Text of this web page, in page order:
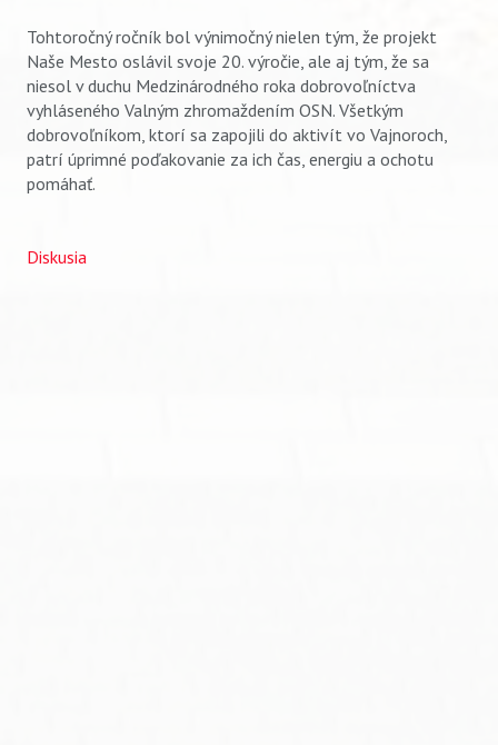
Tohtoročný ročník bol výnimočný nielen tým, že projekt
Naše Mesto oslávil svoje 20. výročie, ale aj tým, že sa
niesol v duchu Medzinárodného roka dobrovoľníctva
vyhláseného Valným zhromaždením OSN. Všetkým
dobrovoľníkom, ktorí sa zapojili do aktivít vo Vajnoroch,
patrí úprimné poďakovanie za ich čas, energiu a ochotu
pomáhať.
Diskusia